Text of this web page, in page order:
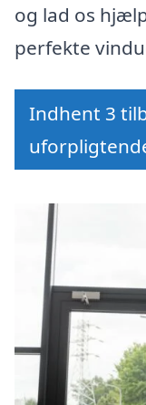
og lad os
perfekte
Indhent 3